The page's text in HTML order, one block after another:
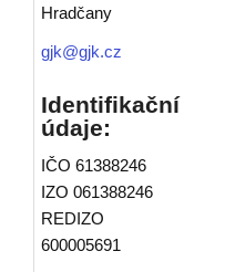
Hradčany
gjk@gjk.cz
Identifikační
údaje:
IČO 61388246
IZO 061388246
REDIZO
600005691